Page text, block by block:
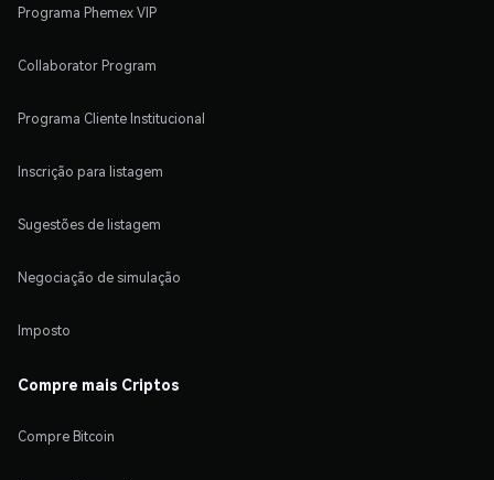
Programa Phemex VIP
Collaborator Program
Programa Cliente Institucional
Inscrição para listagem
Sugestões de listagem
Negociação de simulação
Imposto
Compre mais Criptos
Compre Bitcoin